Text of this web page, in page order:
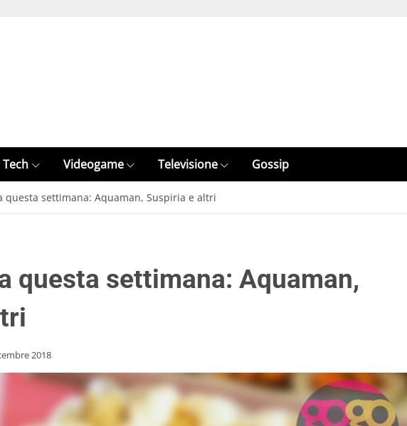
Tech Videogame Televisione Gossip
questa settimana: Aquaman, Suspiria e altri
questa settimana: Aquaman,
2018